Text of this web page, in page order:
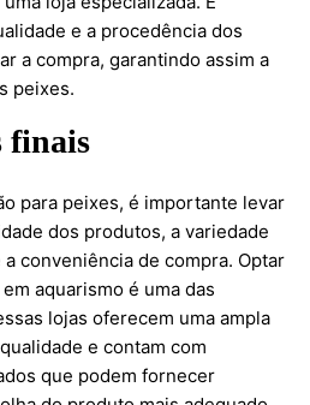
e a procedência dos
a compra, garantindo assim a
peixes.
finais
para peixes, é importante levar
dos produtos, a variedade
conveniência de compra. Optar
aquarismo é uma das
lojas oferecem uma ampla
e contam com
que podem fornecer